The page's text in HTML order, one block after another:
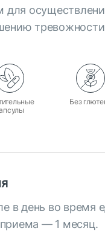
для
Без
в день во время
— 1 месяц.